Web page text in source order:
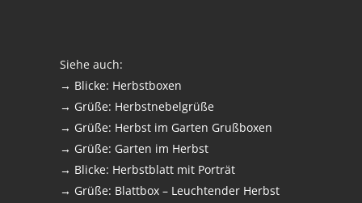
Siehe auch:
→ Blicke: Herbstboxen
→ Grüße: Herbstnebelgrüße
→ Grüße: Herbst im Garten Grußboxen
→ Grüße: Garten im Herbst
→ Blicke: Herbstblatt mit Porträt
→ Grüße: Blattbox – Leuchtender Herbst